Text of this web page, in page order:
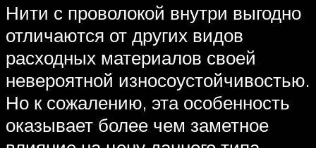
Нити с проволокой внутри выгодно
отличаются от других видов
расходных материалов своей
невероятной износоустойчивостью.
Но к сожалению, эта особенность
оказывает более чем заметное